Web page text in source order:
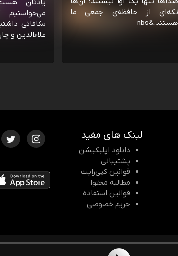
تکه‌ای از حافظه‌ی جمعی ما
هستند.&nbs
یادتان
مکافاتی
علاءالدین و
لینک های مفید
دانلود اپلیکیشن
پشتیبانی
قوانین کپی‌رایت
مطالبه محتوا
قوانین استفاده
حریم خصوصی